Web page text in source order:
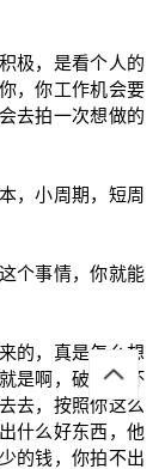
极，是看个人的
，你工作机会要
去拍一次想做的
，小周期，短周
个事情，你就能
的，真是怎么想
是啊，破坏破坏
去，按照你这么
什么好东西，他
的钱，你拍不出